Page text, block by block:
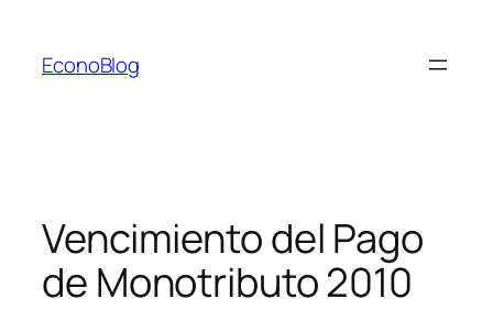
contenido
EconoBlog
Vencimiento del Pago
de Monotributo 2010